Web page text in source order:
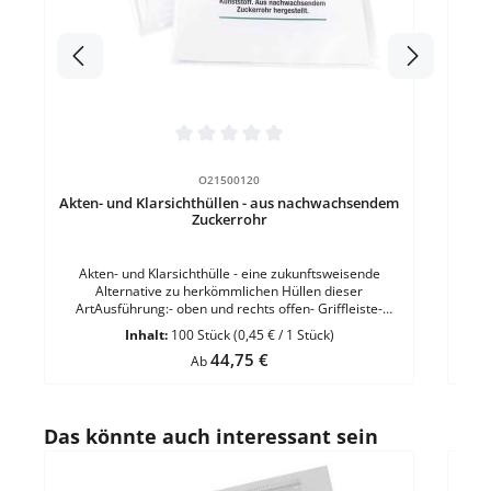
O21500120
Akten- und Klarsichthüllen - aus nachwachsendem
Zuckerrohr
Akten- und Klarsichthülle - eine zukunftsweisende
Alternative zu herkömmlichen Hüllen dieser
ArtAusführung:- oben und rechts offen- Griffleiste-
Einreißschutz- DokumentenechtFormat: DIN A4Material:
LDPE (Low Density Polyethylen)Folienstärke: 0,1
mmFarbe: Glasklar 1 VE = 100 Stück
Inhalt: 100 Stück(0,45 € / 1 Stück)
Regulärer Preis:
Ab44,75 €
Produktgalerie überspringen
Das könnte auch interessant sein